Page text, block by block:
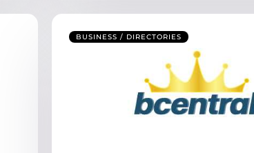
BUSINESS / DIRECTORIES